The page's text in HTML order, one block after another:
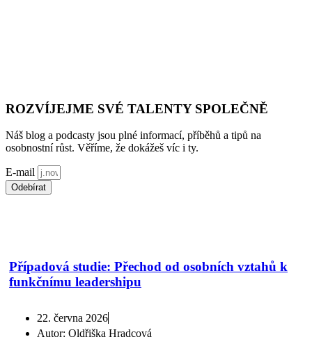
ROZVÍJEJME SVÉ TALENTY SPOLEČNĚ
Náš blog a podcasty jsou plné informací, příběhů a tipů na
osobnostní růst. Věříme, že dokážeš víc i ty.
E-mail
Odebírat
Případová studie: Přechod od osobních vztahů k
funkčnímu leadershipu
22. června 2026
Autor: Oldřiška Hradcová